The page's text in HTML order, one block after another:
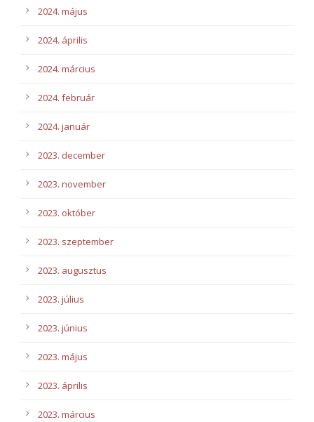
2024. május
2024. április
2024. március
2024. február
2024. január
2023. december
2023. november
2023. október
2023. szeptember
2023. augusztus
2023. július
2023. június
2023. május
2023. április
2023. március